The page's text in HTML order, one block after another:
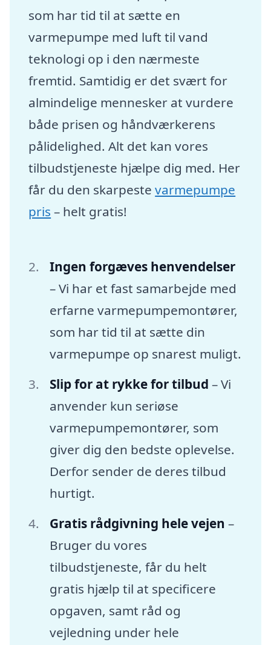
som har tid til at sætte en
varmepumpe med luft til vand
teknologi op i den nærmeste
fremtid. Samtidig er det svært for
almindelige mennesker at vurdere
både prisen og håndværkerens
pålidelighed. Alt det kan vores
tilbudstjeneste hjælpe dig med. Her
får du den skarpestevarmepumpe
pris – helt gratis!
Ingen forgæves henvendelser
– Vi har et fast samarbejde med
erfarne varmepumpemontører,
som har tid til at sætte din
varmepumpe op snarest muligt.
Slip for at rykke for tilbud – Vi
anvender kun seriøse
varmepumpemontører, som
giver dig den bedste oplevelse.
Derfor sender de deres tilbud
hurtigt.
Gratis rådgivning hele vejen –
Bruger du vores
tilbudstjeneste, får du helt
gratis hjælp til at specificere
opgaven, samt råd og
vejledning under hele